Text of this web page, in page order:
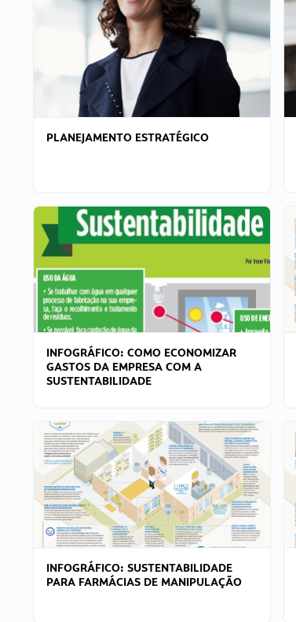
PLANEJAMENTO ESTRATÉGICO
INFOGRÁFICO: COMO ECONOMIZAR
GASTOS DA EMPRESA COM A
SUSTENTABILIDADE
INFOGRÁFICO: SUSTENTABILIDADE
PARA FARMÁCIAS DE MANIPULAÇÃO